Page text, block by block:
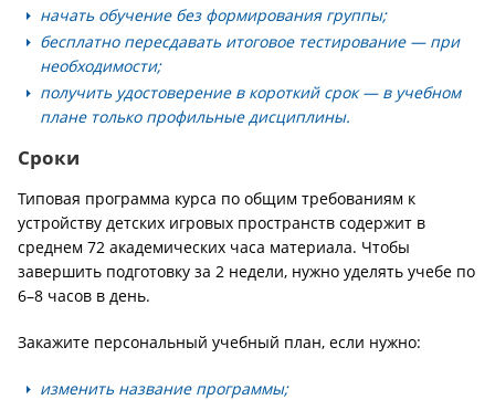
начать обучение без формирования группы;
бесплатно пересдавать итоговое тестирование — при
необходимости;
получить удостоверение в короткий срок — в учебном
плане только профильные дисциплины.
Сроки
Типовая программа курса по общим требованиям к
устройству детских игровых пространств содержит в
среднем 72 академических часа материала. Чтобы
завершить подготовку за 2 недели, нужно уделять учебе по
6–8 часов в день.
Закажите персональный учебный план, если нужно:
изменить название программы;